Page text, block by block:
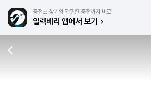
충전소 찾기와 간편한 충전까지 바로!
일렉베리 앱에서 보기